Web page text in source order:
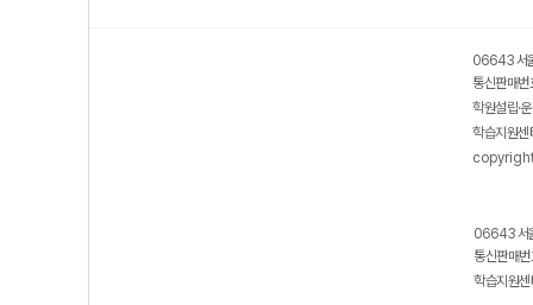
06643 서
통신판매
학원설립·
학습지원
06643 서
통신판매
학습지원